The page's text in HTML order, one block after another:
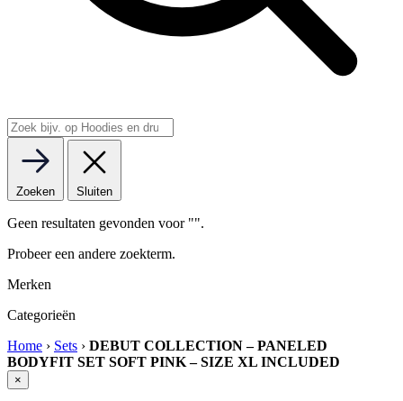
Zoeken Sluiten
Geen resultaten gevonden voor "".
Probeer een andere zoekterm.
Merken
Categorieën
Home › Sets › DEBUT COLLECTION – PANELED
BODYFIT SET SOFT PINK – SIZE XL INCLUDED
×